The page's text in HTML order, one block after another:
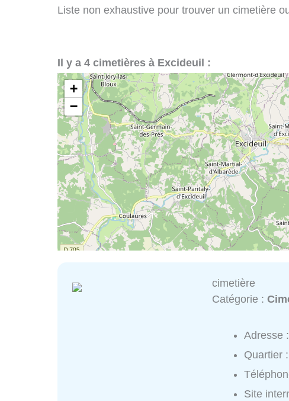
Liste non exhaustive pour trouver un cimetière
Il y a 4 cimetières à Excideuil :
+
−
cimetière
Catégorie :
Adresse
Quartier :
Site